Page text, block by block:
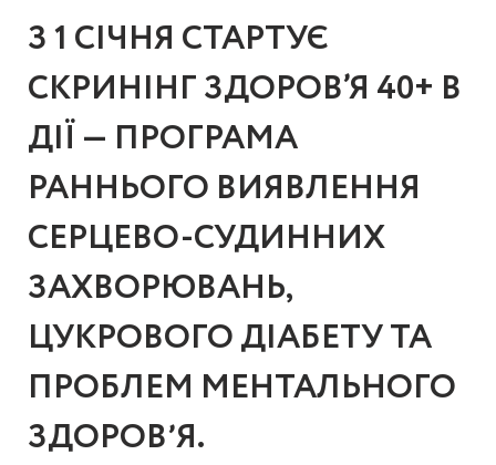
З1 СІЧНЯ СТАРТУЄ
СКРИНІНГ ЗДОРОВ’Я 40+ В
ДІЇ — ПРОГРАМА
РАННЬОГО ВИЯВЛЕННЯ
СЕРЦЕВО-СУДИННИХ
ЗАХВОРЮВАНЬ,
ЦУКРОВОГО ДІАБЕТУ ТА
ПРОБЛЕМ МЕНТАЛЬНОГО
ЗДОРОВʼЯ.